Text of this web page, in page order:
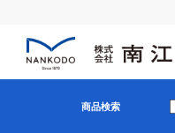
商品検索